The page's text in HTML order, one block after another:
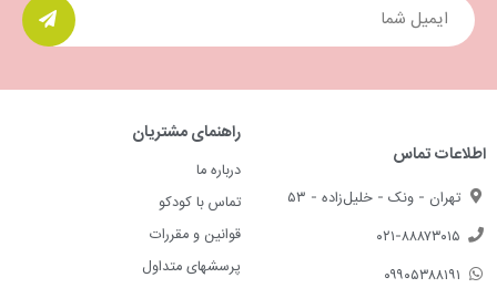
اطلاعات تماس
تهران - ونک - خلیل‌زاده - ۵۳
۰۲۱-۸۸۸۷۳۰۱۵
۰۹۹۰۵۳۸۸۱۹۱
راهنمای مشتریان
درباره ما
تماس با کودکو
قوانین و مقررات
پرسشهای متداول